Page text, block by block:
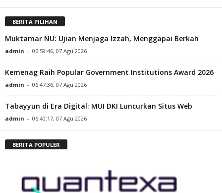
BERITA PILIHAN
Muktamar NU: Ujian Menjaga Izzah, Menggapai Berkah
admin - 06:59:46, 07 Agu 2026
Kemenag Raih Popular Government Institutions Award 2026
admin - 06:47:36, 07 Agu 2026
Tabayyun di Era Digital: MUI DKI Luncurkan Situs Web
admin - 06:40:17, 07 Agu 2026
BERITA POPULER